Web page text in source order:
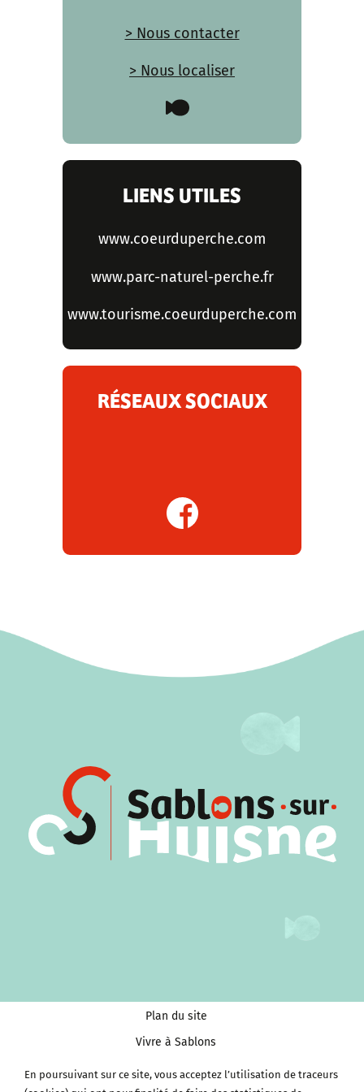
> Nous contacter
> Nous localiser
LIENS UTILES
www.coeurduperche.com
www.parc-naturel-perche.fr
www.tourisme.coeurduperche.com
RÉSEAUX SOCIAUX
Plan du site
Vivre à Sablons
Tourisme et Culture
En poursuivant sur ce site, vous acceptez l’utilisation de traceurs